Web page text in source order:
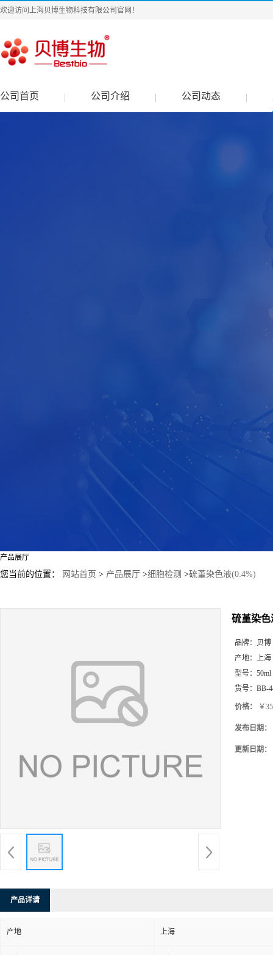
欢迎访问上海贝博生物科技有限公司官网！
公司首页 公司介绍 公司动态
产品展厅
您当前的位置： 网站首页 > 产品展厅 >细胞检测 >硫堇染色液(0.4%)
硫堇染色
品牌： 贝博
产地： 上海
型号： 50ml
货号： BB-
价格： ￥
发布日期：
更新日期：
产品详请
产地 上海